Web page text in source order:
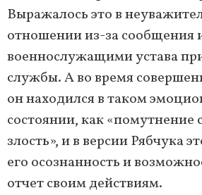
Выражалось это в
отношении из-за сообщения
военнослужащими устава
службы. А во время
он находился в таком
состоянии, как «помутнение
злость», и в версии Рябчука
его осознанность и
отчет своим действиям.